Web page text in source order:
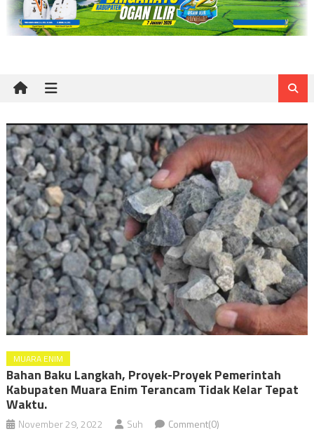
MUARA ENIM
Bahan Baku Langkah, Proyek-Proyek Pemerintah
Kabupaten Muara Enim Terancam Tidak Kelar Tepat
Waktu.
November 29, 2022 Suh Comment(0)